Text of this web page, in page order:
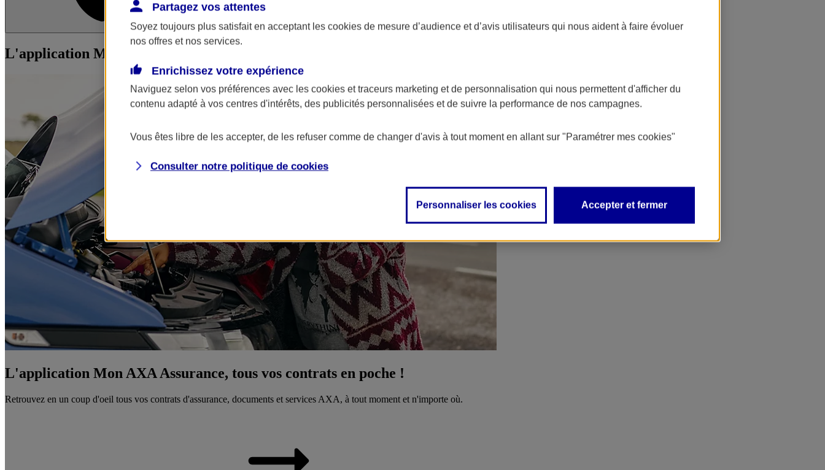
L'application Mon AXA Assurance L'application AXA Banque
L'application Mon AXA Assurance, tous vos contrats en poche !
L'application Mon AXA Assurance, tous vos contrats en poche !
Retrouvez en un coup d'oeil tous vos contrats d'assurance, documents et services AXA, à tout moment et n'importe où.
Partagez vos attentes
Soyez toujours plus satisfait en acceptant les cookies de mesure d’audience et d’avis utilisateurs qui nous aident à faire évoluer
nos offres et nos services.
Enrichissez votre expérience
Naviguez selon vos préférences avec les cookies et traceurs marketing et de personnalisation qui nous permettent d'afficher du
contenu adapté à vos centres d'intérêts, des publicités personnalisées et de suivre la performance de nos campagnes.
Vous êtes libre de les accepter, de les refuser comme de changer d'avis à tout moment en allant sur "Paramétrer mes cookies"
Consulter notre politique de cookies
Personnaliser les cookies Accepter et fermer